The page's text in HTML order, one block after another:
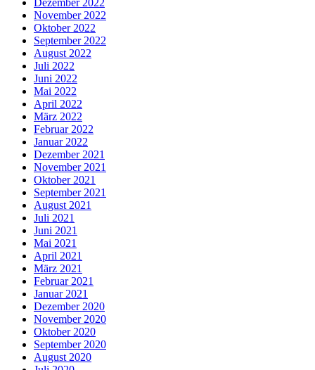
Dezember 2022
November 2022
Oktober 2022
September 2022
August 2022
Juli 2022
Juni 2022
Mai 2022
April 2022
März 2022
Februar 2022
Januar 2022
Dezember 2021
November 2021
Oktober 2021
September 2021
August 2021
Juli 2021
Juni 2021
Mai 2021
April 2021
März 2021
Februar 2021
Januar 2021
Dezember 2020
November 2020
Oktober 2020
September 2020
August 2020